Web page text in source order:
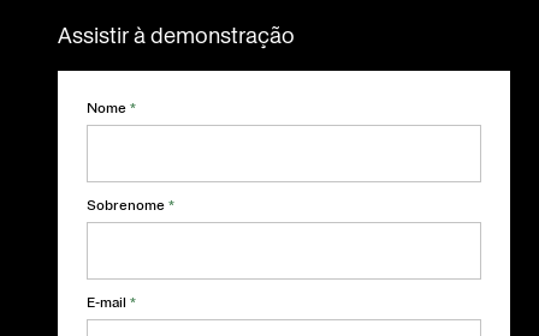
Assistir à demonstração
Nome *
Sobrenome *
E-mail *